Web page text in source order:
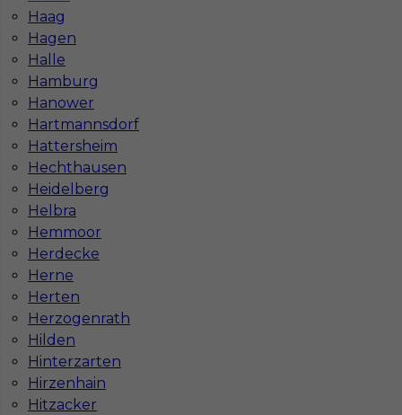
Haag
Hagen
Halle
Hamburg
Hanower
Hartmannsdorf
Hattersheim
Hechthausen
Heidelberg
Helbra
Hemmoor
Herdecke
Herne
Herten
Herzogenrath
Hilden
Hinterzarten
Hirzenhain
Hitzacker
granicą była lepiej płatna?
Czy praca w Niemczech bez języka jest
możliwa?
Mapa ofert pracy
Mapa kategorii